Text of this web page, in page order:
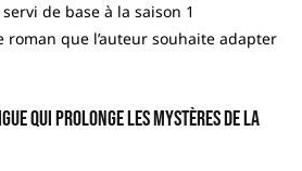
de base à la saison 1
roman que l’auteur souhaite adapter
qui prolonge les mystères de la